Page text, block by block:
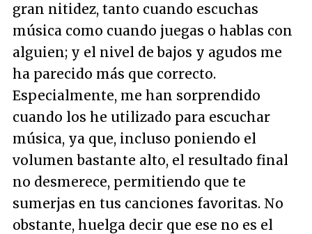
gran nitidez, tanto cuando escuchas
música como cuando juegas o hablas con
alguien; y el nivel de bajos y agudos me
ha parecido más que correcto.
Especialmente, me han sorprendido
cuando los he utilizado para escuchar
música, ya que, incluso poniendo el
volumen bastante alto, el resultado final
no desmerece, permitiendo que te
sumerjas en tus canciones favoritas. No
obstante, huelga decir que ese no es el